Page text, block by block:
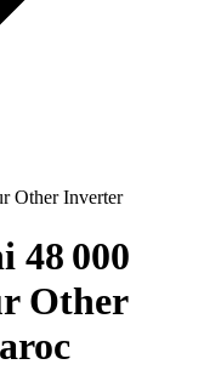
Other Inverter
48 000
Other